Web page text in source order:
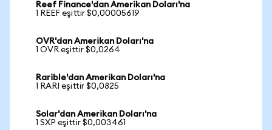
Reef Finance'dan Amerikan Doları'na
1 REEF eşittir $0,00005619
OVR'dan Amerikan Doları'na
1 OVR eşittir $0,0264
Rarible'dan Amerikan Doları'na
1 RARI eşittir $0,0825
Solar'dan Amerikan Doları'na
1 SXP eşittir $0,003461